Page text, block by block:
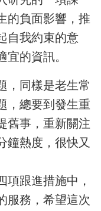
的負面影響，推
自我約束的意
的資訊。
，同樣是老生常
，總要到發生重
舊事，重新關注
鐘熱度，很快又
項跟進措施中，
服務，希望這次